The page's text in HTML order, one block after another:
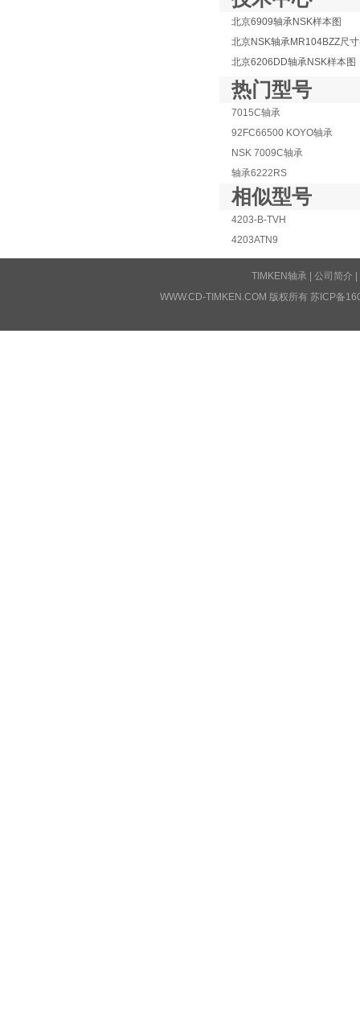
北京6909轴承NSK样本图
北京NSK轴承MR104BZZ尺
北京6206DD轴承NSK样本图
热门型号
7015C轴承
92FC66500 KOYO轴承
NSK 7009C轴承
轴承6222RS
相似型号
4203-B-TVH
4203ATN9
TIMKEN轴承 公司简介
WWW.CD-TIMKEN.COM 版权所有 苏ICP备